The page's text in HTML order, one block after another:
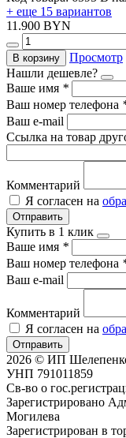
+ еще 15 вариантов
11.900 BYN
В корзину
Просмотр
Нашли дешевле?
Ваше имя *
Ваш номер телефона
Ваш e-mail
Ссылка на товар
Комментарий
Я согласен на
Отправить
Купить в 1 клик
Ваше имя *
Ваш номер телефона
Ваш e-mail
Комментарий
Я согласен на
Отправить
2026 © ИП
УНП 791011859
Св-во о
Зарегистрировано
Могилева
Зарегистрирован в